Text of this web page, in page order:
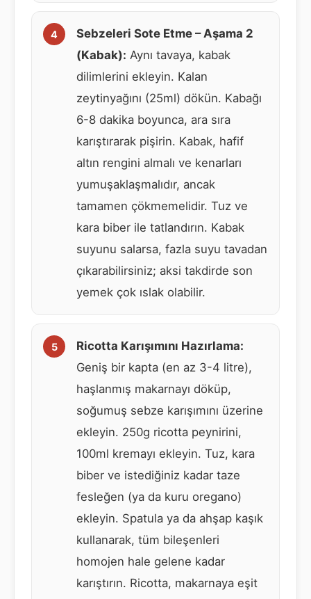
Sebzeleri Sote Etme – Aşama 2
(Kabak): Aynı tavaya, kabak
dilimlerini ekleyin. Kalan
zeytinyağını (25ml) dökün. Kabağı
6-8 dakika boyunca, ara sıra
karıştırarak pişirin. Kabak, hafif
altın rengini almalı ve kenarları
yumuşaklaşmalıdır, ancak
tamamen çökmemelidir. Tuz ve
kara biber ile tatlandırın. Kabak
suyunu salarsa, fazla suyu tavadan
çıkarabilirsiniz; aksi takdirde son
yemek çok ıslak olabilir.
Ricotta Karışımını Hazırlama:
Geniş bir kapta (en az 3-4 litre),
haşlanmış makarnayı döküp,
soğumuş sebze karışımını üzerine
ekleyin. 250g ricotta peynirini,
100ml kremayı ekleyin. Tuz, kara
biber ve istediğiniz kadar taze
fesleğen (ya da kuru oregano)
ekleyin. Spatula ya da ahşap kaşık
kullanarak, tüm bileşenleri
homojen hale gelene kadar
karıştırın. Ricotta, makarnaya eşit